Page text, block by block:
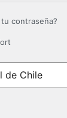
contraseña?